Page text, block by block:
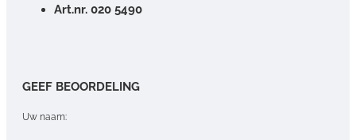
Art.nr. 020 5490
GEEF BEOORDELING
Uw naam: